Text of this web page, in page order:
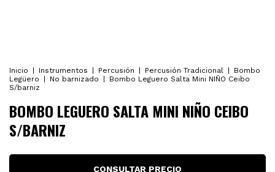
Inicio Instrumentos Percusión Percusión Tradicional
Bombo
Legüero
No barnizado
Bombo Leguero Salta Mini NIÑO Ceibo
S/barniz
BOMBO LEGUERO SALTA MINI NIÑO CEIBO
S/BARNIZ